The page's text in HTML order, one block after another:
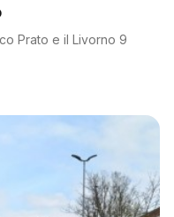
Prato e il Livorno 9